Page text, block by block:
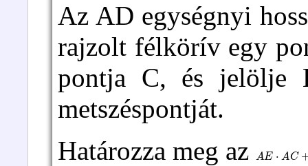
Az AD egységnyi
rajzolt félkörív egy
pontja C, és jelölje
metszéspontját.
Határozza meg az
A E⋅ C +D